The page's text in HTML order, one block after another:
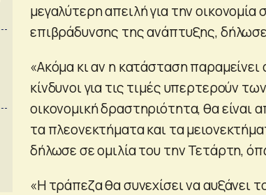
μεγαλύτερη απειλή για την
επιβράδυνσης της ανάπτυξης,
«Ακόμα κι αν η κατάσταση παραμείνει
κίνδυνοι για τις τιμές υπερτερούν
οικονομική δραστηριότητα, θα είναι
τα πλεονεκτήματα και τα
δήλωσε σε ομιλία του την Τετάρτη,
«Η τράπεζα θα συνεχίσει να αυξάνει